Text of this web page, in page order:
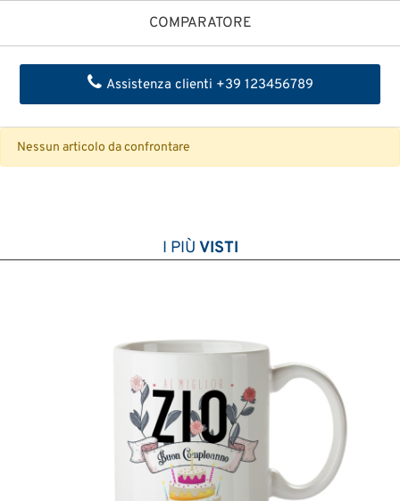
COMPARATORE
Assistenza clienti +39 123456789
Nessun articolo da confrontare
I PIÙ VISTI